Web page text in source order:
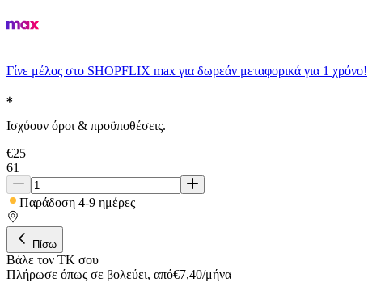
Γίνε μέλος στο SHOPFLIX max για δωρεάν μεταφορικά για 1 χρόνο!
Ισχύουν όροι & προϋποθέσεις.
€25
61
Παράδοση 4-9 ημέρες
Πίσω
Βάλε τον ΤΚ σου
Πλήρωσε όπως σε βολεύει, από€7,40/μήνα